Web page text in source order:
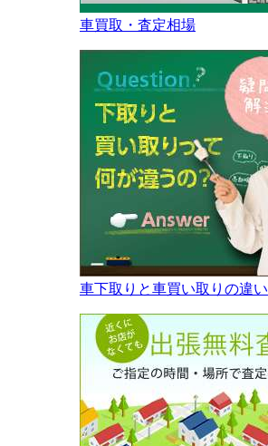
車買取・査定相場
車下取りと車買い取りの違い